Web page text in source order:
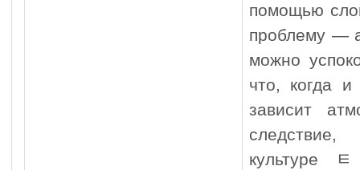
помощью
проблему —
можно
что, когда
зависит
культуре ﾼ